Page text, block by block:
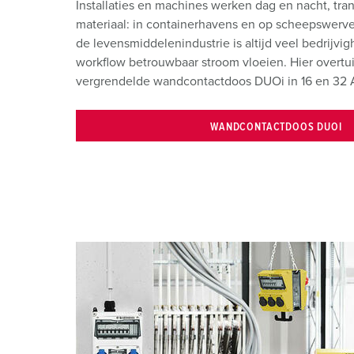
Installaties en machines werken dag en nacht,
materiaal: in containerhavens en op
de levensmiddelenindustrie is altijd veel
workflow betrouwbaar stroom vloeien. Hier
vergrendelde wandcontactdoos DUOi in 16 en
WANDCONTACTDOOS DUOI